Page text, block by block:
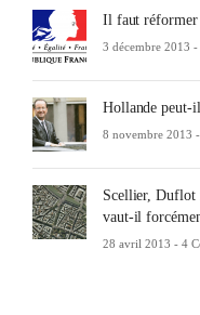
Il faut réformer
3 décembre 2013 -
Hollande peut-
8 novembre 2013 -
Scellier, Duflot
vaut-il
28 avril 2013 - 4